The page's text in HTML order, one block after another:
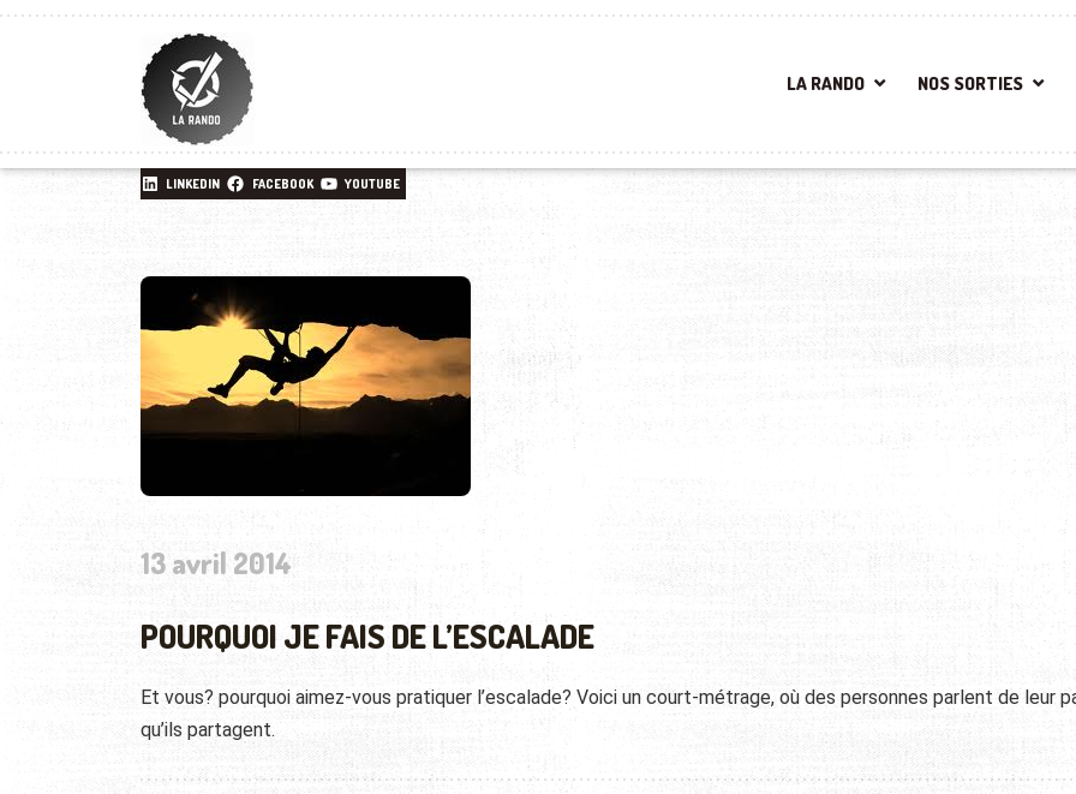
LA RANDO NOS SORTIES
LINKEDIN FACEBOOK YOUTUBE
13 avril 2014
POURQUOI JE FAIS DE L’ESCALADE
Et vous? pourquoi aimez-vous pratiquer l’escalade? Voici un court-métrage, où des personnes parlent de leur
qu’ils partagent.